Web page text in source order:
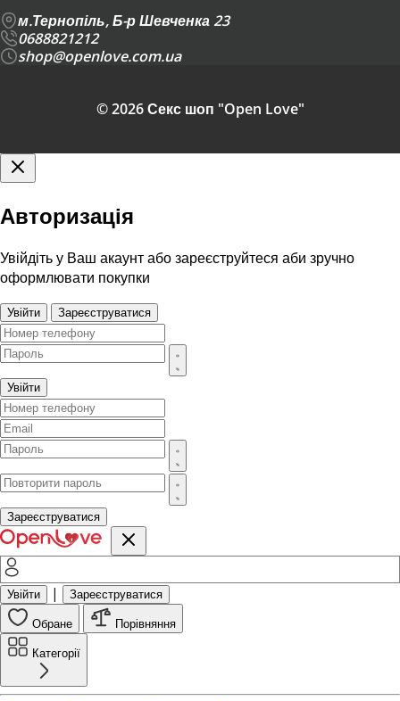
м.Тернопіль, Б-р Шевченка 23
0688821212
shop@openlove.com.ua
© 2026 Секс шоп "Open Love"
Авторизація
Увійдіть у Ваш акаунт або зареєструйтеся аби зручно
оформлювати покупки
Увійти Зареєструватися
Увійти
Зареєструватися
Увійти | Зареєструватися
Обране Порівняння
Категорії